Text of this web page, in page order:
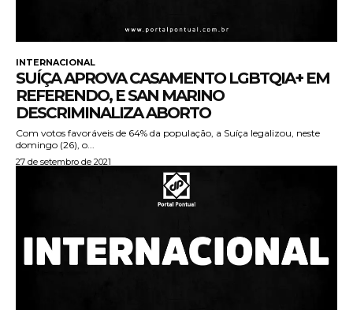
INTERNACIONAL
SUÍÇA APROVA CASAMENTO LGBTQIA+ EM
REFERENDO, E SAN MARINO
DESCRIMINALIZA ABORTO
Com votos favoráveis de 64% da população, a Suíça legalizou, neste
domingo (26), o...
27 de setembro de 2021